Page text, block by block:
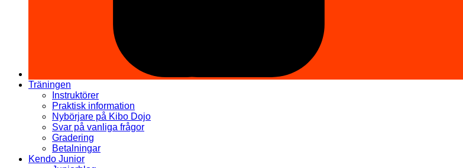
Träningen
Instruktörer
Praktisk information
Nybörjare på Kibo Dojo
Svar på vanliga frågor
Gradering
Betalningar
Kendo Junior